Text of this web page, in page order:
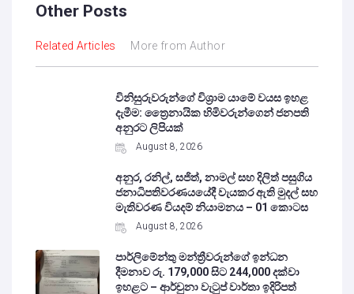
Other Posts
Related Articles More from Author
විනිසුරුවරුන්ගේ විශ්‍රාම යාමේ වයස ඉහළ
දැමීම: ත්‍රෛනායික හිමිවරුන්ගෙන් ජනපති
අනුරට ලිපියක්
August 8, 2026
අනුර, රනිල්, සජිත්, නාමල් සහ දිලිත් පසුගිය
ජනාධිපතිවරණයයේදී වැයකර ඇති මුදල් සහ
මැතිවරණ වියදම් නියාමනය – 01 කොටස
August 8, 2026
පාර්ලිමේන්තු මන්ත්‍රීවරුන්ගේ ඉන්ධන
දීමනාව රු. 179,000 සිට 244,000 දක්වා
ඉහළට – ආර්චුනා වැටුප් වාර්තා ඉදිරිපත්